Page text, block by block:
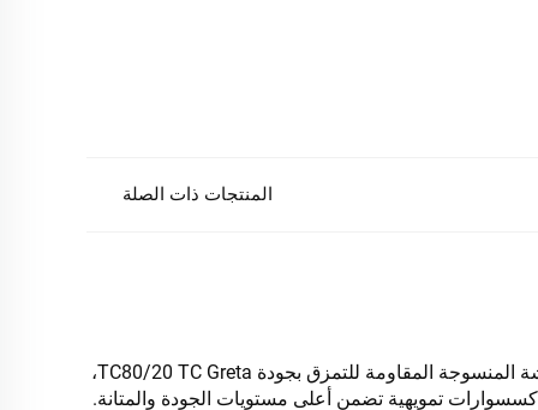
المنتجات ذات الصلة
تُقدّم شركة Xingye Textile بفخر منتجها الخاص الذي يُعد الأحدث في مجال الأقمشة المنسوجة المقاومة للتمزق بجودة TC80/20 TC Greta،
تمويهية تضمن أعلى مستويات الجودة والمتانة.